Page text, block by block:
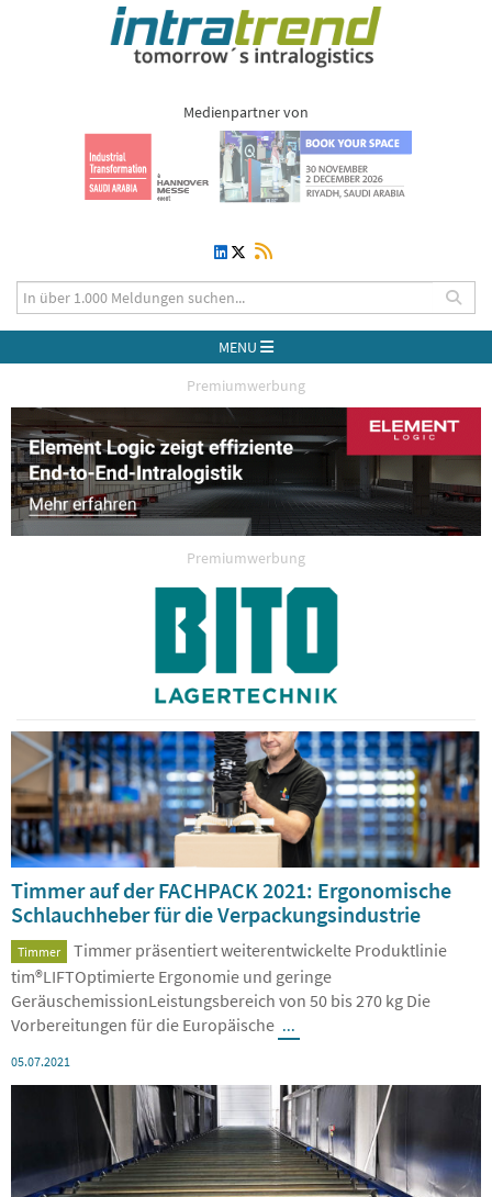
Medienpartner von
MENU
Premiumwerbung
Premiumwerbung
Timmer auf der FACHPACK 2021: Ergonomische
Schlauchheber für die Verpackungsindustrie
Timmer
Timmer präsentiert weiterentwickelte Produktlinie
tim®LIFTOptimierte Ergonomie und geringe
GeräuschemissionLeistungsbereich von 50 bis 270 kg Die
Vorbereitungen für die Europäische ...
05.07.2021